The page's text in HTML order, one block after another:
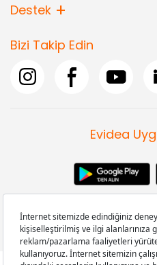
Destek
Bizi Takip Edin
Evidea